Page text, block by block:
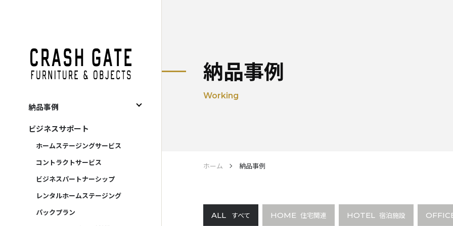
CRASH GATE
納品事例
すべて
住宅関連
事務所
商施設
レンタル
ビジネスサポート
ホームステージングサービス
コントラクトサービス
ビジネスパートナーシップ
レンタルホームステージング
パックプラン
納品事例
Working
ホーム 納品事例
ALL すべて HOME 住宅関連 HOTEL 宿泊施設